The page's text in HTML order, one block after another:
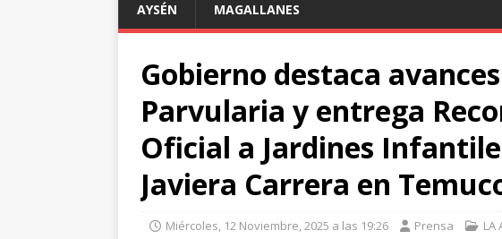
AYSÉN MAGALLANES
Gobierno destaca
Parvularia y entrega
Oficial a Jardines
Javiera Carrera en
Miércoles, 12 Noviembre, 2025 a las 19:26 Prensa LA